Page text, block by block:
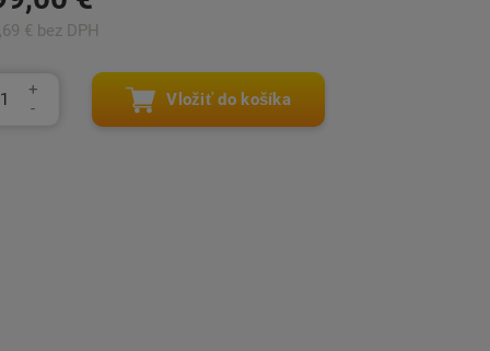
€ bez DPH
Vložiť do košíka